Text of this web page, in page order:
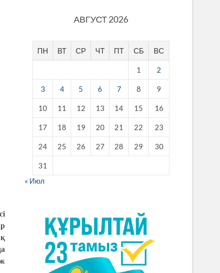
АВГУСТ 2026
ПН ВТ СР ЧТ ПТ СБ ВС
1 2
3 4 5 6 7 8 9
10 11 12 13 14 15 16
17 18 19 20 21 22 23
24 25 26 27 28 29 30
31
« Июл